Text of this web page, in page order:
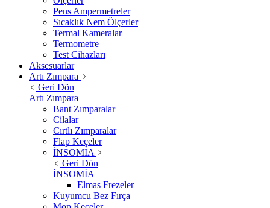
Pens Ampermetreler
Sıcaklık Nem Ölçerler
Termal Kameralar
Termometre
Test Cihazları
Aksesuarlar
Artı Zımpara
Geri Dön
Artı Zımpara
Bant Zımparalar
Cilalar
Cırtlı Zımparalar
Flap Keçeler
İNSOMİA
Geri Dön
İNSOMİA
Elmas Frezeler
Kuyumcu Bez Fırça